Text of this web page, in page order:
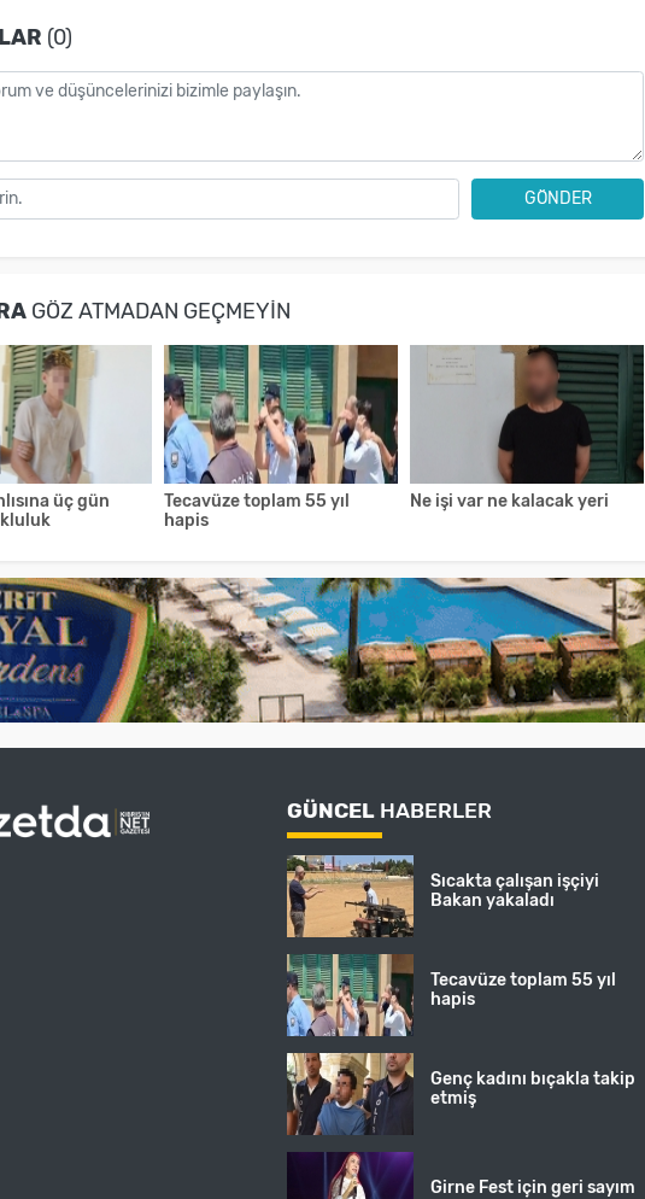
(0)
GÖNDER
GÖZ ATMADAN GEÇMEYIN
üç gün
Tecavüze toplam 55 yıl
hapis
Ne işi var ne kalacak yeri
GÜNCEL HABERLER
Sıcakta çalışan işçiyi
Bakan yakaladı
Tecavüze toplam 55 yıl
hapis
Genç kadını bıçakla takip
etmiş
Girne Fest için geri sayım